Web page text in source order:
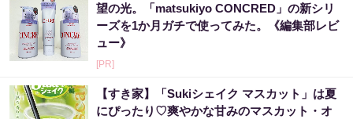
望の光。「matsukiyo CONCRED」の新シリ
ーズを1か月ガチで使ってみた。《編集部レビ
ュー》
[PR]
【すき家】「Sukiシェイク マスカット」は夏
にぴったり♡爽やかな甘みのマスカット・オ